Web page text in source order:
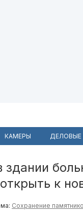
КАМЕРЫ
здании
к
Сохранение